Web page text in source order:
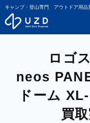
キャンプ・登山専門 アウトドア用品
ロゴ
neos
ドーム
買